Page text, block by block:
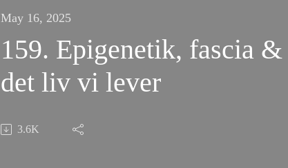
May 16, 2025
159. Epigenetik, fascia
det liv vi lever
3.6K